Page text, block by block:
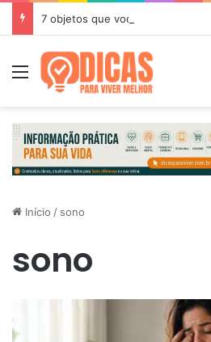
7 objetos que você deveria
Menu
Início / sono
sono